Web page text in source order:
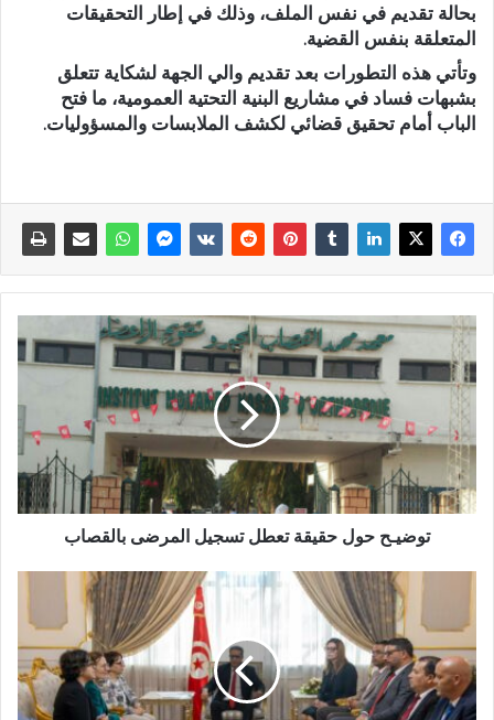
بحالة تقديم في نفس الملف، وذلك في إطار التحقيقات
المتعلقة بنفس القضية.
وتأتي هذه التطورات بعد تقديم والي الجهة لشكاية تتعلق
بشبهات فساد في مشاريع البنية التحتية العمومية، ما فتح
الباب أمام تحقيق قضائي لكشف الملابسات والمسؤوليات.
توضيـح حول حقيقة تعطل تسجيل المرضى بالقصاب